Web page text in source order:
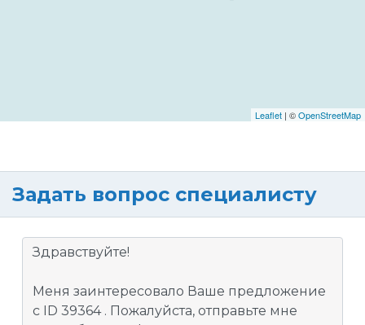
Leaflet | ©OpenStreetMap
Задать вопрос специалисту